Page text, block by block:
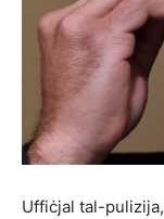
Uffiċjal tal-